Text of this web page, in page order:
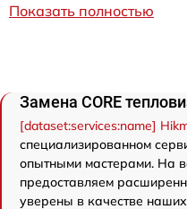
Показать полностью
Замена CORE
[dataset:services:name]
специализированном
опытными мастерами. На
предоставляем
уверены в качестве